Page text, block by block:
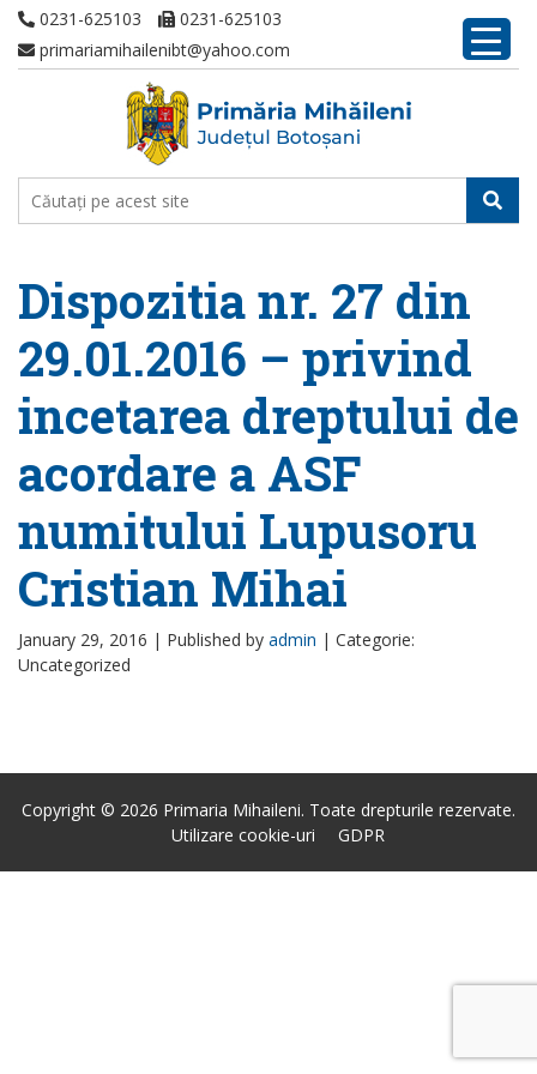
0231-625103
0231-625103
primariamihailenibt@yahoo.com
Dispozitia nr. 27 din
29.01.2016 – privind
incetarea dreptului de
acordare a ASF
numitului Lupusoru
Cristian Mihai
January 29, 2016 | Published by admin | Categorie:
Uncategorized
Copyright © 2026 Primaria Mihaileni. Toate drepturile rezervate.
Utilizare cookie-uri
GDPR